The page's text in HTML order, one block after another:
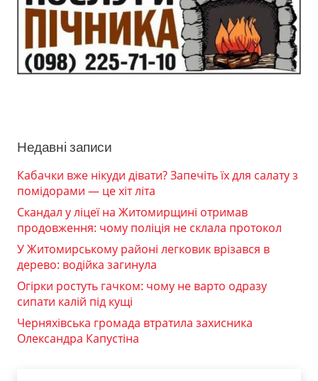
Недавні записи
Кабачки вже нікуди дівати? Запечіть їх для салату з
помідорами — це хіт літа
Скандал у ліцеї на Житомирщині отримав
продовження: чому поліція не склала протокол
У Житомирському районі легковик врізався в
дерево: водійка загинула
Огірки ростуть гачком: чому не варто одразу
сипати калій під кущі
Черняхівська громада втратила захисника
Олександра Капустіна